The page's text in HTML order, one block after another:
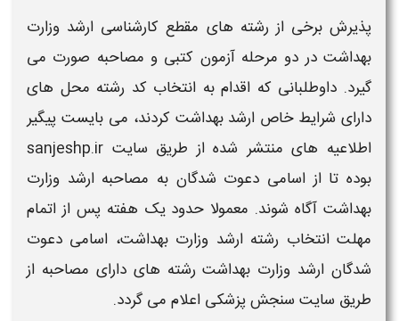
پذیرش برخی از رشته های مقطع کارشناسی ارشد وزارت
بهداشتدر دو مرحله آزمون کتبی و مصاحبه صورت می
گیرد. داوطلبانی که اقدام به انتخاب کد رشته محل های
دارای شرایط خاص ارشد بهداشت کردند، می بایست پیگیر
اطلاعیه های منتشر شده از طریق سایت sanjeshp.ir
بوده تا از اسامی دعوت شدگان به مصاحبه ارشد وزارت
بهداشت آگاه شوند. معمولا حدود یک هفته پس از اتمام
مهلت انتخاب رشتهارشد وزارت بهداشت، اسامی دعوت
شدگان ارشد وزارت بهداشترشته های دارای مصاحبه از
طریق سایت سنجشپزشکی اعلام می گردد.